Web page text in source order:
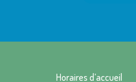
Horaires d’accueil